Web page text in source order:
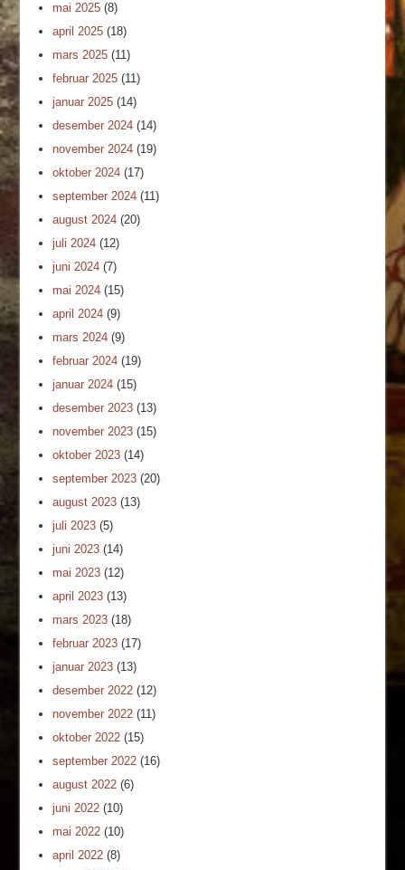
mai 2025 (8)
april 2025 (18)
mars 2025 (11)
februar 2025 (11)
januar 2025 (14)
desember 2024 (14)
november 2024 (19)
oktober 2024 (17)
september 2024 (11)
august 2024 (20)
juli 2024 (12)
juni 2024 (7)
mai 2024 (15)
april 2024 (9)
mars 2024 (9)
februar 2024 (19)
januar 2024 (15)
desember 2023 (13)
november 2023 (15)
oktober 2023 (14)
september 2023 (20)
august 2023 (13)
juli 2023 (5)
juni 2023 (14)
mai 2023 (12)
april 2023 (13)
mars 2023 (18)
februar 2023 (17)
januar 2023 (13)
desember 2022 (12)
november 2022 (11)
oktober 2022 (15)
september 2022 (16)
august 2022 (6)
juni 2022 (10)
mai 2022 (10)
april 2022 (8)